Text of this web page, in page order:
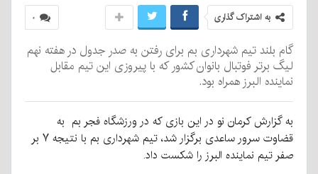
۰ به اشتراک گذاری
گام بلند تیم شهرداری بم برای رفتن به صدر جدول در هفته نهم
لیگ برتر فوتبال بانوان کشور که با پیروزی این تیم مقابل
نماینده البرز همراه بود.
به گزارش کرمان نو در این بازی که در ورزشگاه فجر بم به
قضاوت سرور ساعدی برگزار شد، تیم شهرداری بم با نتیجه ۷ بر
صفر تیم نماینده البرز را شکست داد.